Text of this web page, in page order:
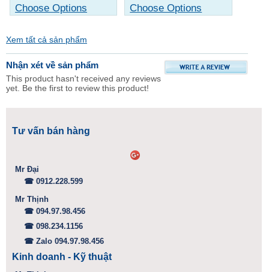
Choose Options
Choose Options
Xem tất cả sản phẩm
Nhận xét về sản phẩm
This product hasn't received any reviews
yet. Be the first to review this product!
Tư vấn bán hàng
Mr Đại
☎ 0912.228.599
Mr Thịnh
☎ 094.97.98.456
☎ 098.234.1156
☎ Zalo 094.97.98.456
Kinh doanh - Kỹ thuật